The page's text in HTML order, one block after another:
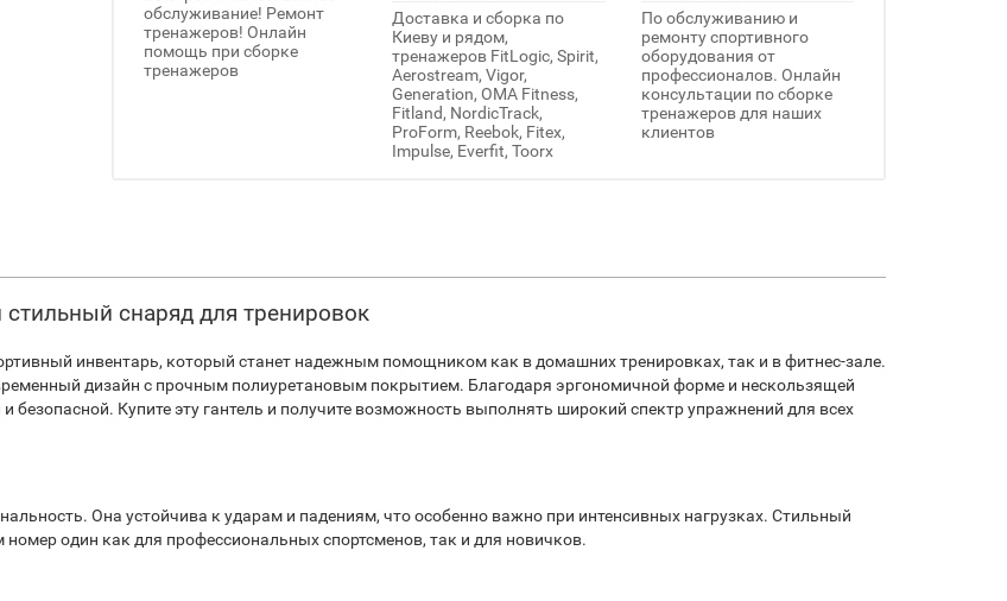
обслуживание! Ремонт
тренажеров! Онлайн
помощь при сборке
тренажеров
Доставка и сборка по
Киеву и рядом,
тренажеров FitLogic, Spirit,
Aerostream, Vigor,
Generation, OMA Fitness,
Fitland, NordicTrack,
ProForm, Reebok, Fitex,
Impulse, Everfit, Toorx
По обслуживанию и
ремонту спортивного
оборудования от
профессионалов. Онлайн
консультации по сборке
тренажеров для наших
клиентов
снаряд для тренировок
инвентарь, который станет надежным помощником как в домашних тренировках, так и в фитнес-зале.
дизайн с прочным полиуретановым покрытием. Благодаря эргономичной форме и нескользящей
Купите эту гантель и получите возможность выполнять широкий спектр упражнений для всех
Она устойчива к ударам и падениям, что особенно важно при интенсивных нагрузках. Стильный
один как для профессиональных спортсменов, так и для новичков.